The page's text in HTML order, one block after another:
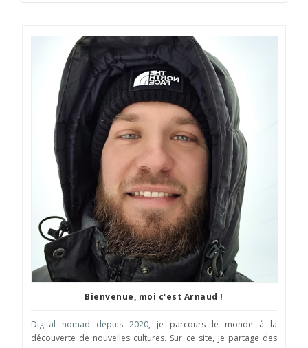
Bienvenue, moi c'est Arnaud !
Digital nomad depuis 2020, je parcours le monde à la
découverte de nouvelles cultures. Sur ce site, je partage des